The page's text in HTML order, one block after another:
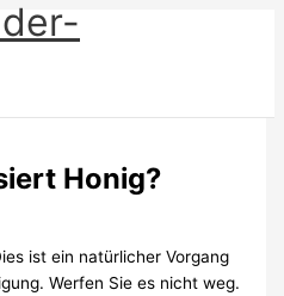
Honig?
ist ein natürlicher Vorgang
Werfen Sie es nicht weg.